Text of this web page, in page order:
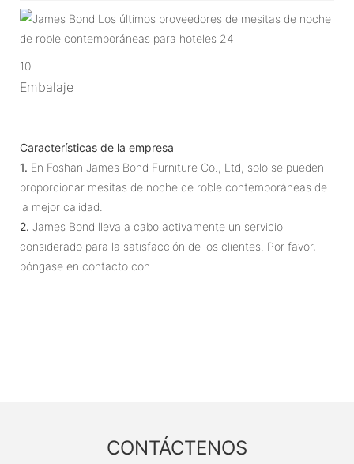
10
Embalaje
Características de la empresa
1. En Foshan James Bond Furniture Co., Ltd, solo se pueden
proporcionar mesitas de noche de roble contemporáneas de
la mejor calidad.
2. James Bond lleva a cabo activamente un servicio
considerado para la satisfacción de los clientes. Por favor,
póngase en contacto con
CONTÁCTENOS